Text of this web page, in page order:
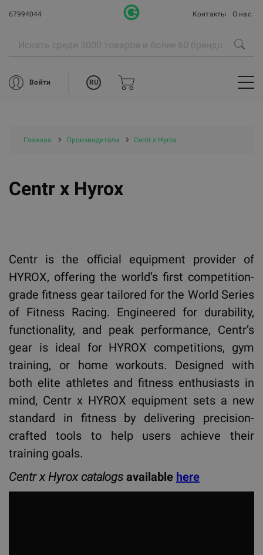
67994044 Контакты О нас
Войти RU
Главная Производители Centr x Hyrox
Centr x Hyrox
Centr is the official equipment provider of
HYROX, offering the world’s first competition-
grade fitness gear tailored for the World Series
of Fitness Racing. Engineered for durability,
functionality, and peak performance, Centr’s
gear is ideal for HYROX competitions, gym
training, or home workouts. Designed with
both elite athletes and fitness enthusiasts in
mind, Centr x HYROX equipment sets a new
standard in fitness by delivering precision-
crafted tools to help users achieve their
training goals.
Centr x Hyrox catalogs available here